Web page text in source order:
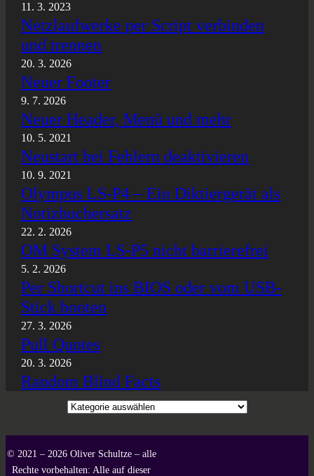
11. 3. 2023
Netzlaufwerke per Script verbinden
und trennen
20. 3. 2026
Neuer Footer
9. 7. 2026
Neuer Header, Menü und mehr
10. 5. 2021
Neustart bei Fehlern deaktivieren
10. 9. 2021
Olympus LS-P4 – Ein Diktiergerät als
Notizbuchersatz
22. 2. 2026
OM System LS-P5 nicht barrierefrei
5. 2. 2026
Per Shortcut ins BIOS oder vom USB-
Stick booten
27. 3. 2026
Pull Quotes
20. 3. 2026
Random Blind Facts
Kategorien
© 2021 – 2026 Oliver Schultze – alle
Rechte vorbehalten: Alle auf dieser